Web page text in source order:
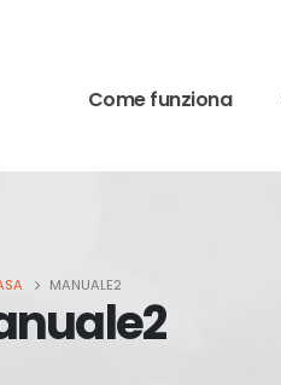
Come funziona
MANUALE2